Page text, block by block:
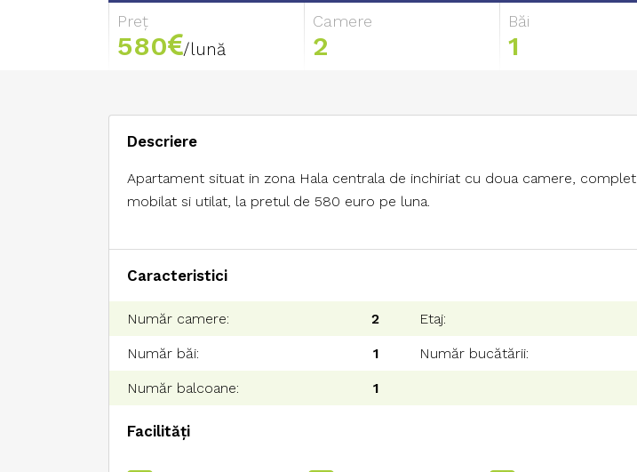
Preț
580 /lună
Camere
2
Băi
1
Descriere
Apartament situat in zona Hala centrala de inchiriat cu doua camere, complet
mobilat si utilat, la pretul de 580 euro pe luna.
Caracteristici
Număr camere: 2 Etaj:
Număr băi: 1 Număr bucătării:
Număr balcoane: 1
Facilități